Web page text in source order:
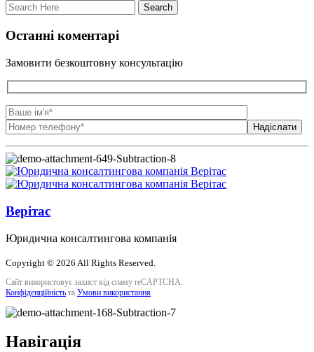
Останні коментарі
Замовити безкоштовну консультацію
Верітас
Юридична консалтингова компанія
Copyright © 2026 All Rights Reserved.
Сайт використовує захист від спаму reCAPTCHA.
Конфіденційність та Умови використання
Навігація